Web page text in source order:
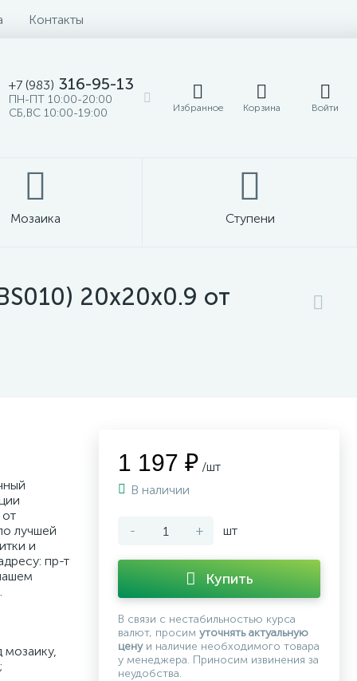
Контакты
+7 (983) 316-95-13
ПН-ПТ 10:00-20:00
СБ,ВС 10:00-19:00
Избранное Корзина Войти
Мозаика Ступени
20x20x0.9 от
лучшей
и
пр-т
мозаику,
1 197 ₽ /шт
В наличии
- + шт
Купить
В связи с нестабильностью курса
валют, просим уточнять актуальную
ценуи наличие необходимого товара
у менеджера. Приносим извинения за
неудобства.